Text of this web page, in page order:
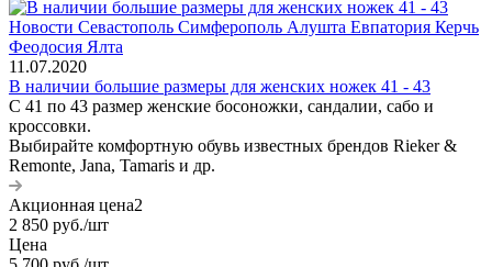
11.07.2020
В наличии большие размеры для женских ножек 41 - 43
С 41 по 43 размер женские босоножки, сандалии, сабо и
кроссовки.
Выбирайте комфортную обувь известных брендов Rieker &
Remonte, Jana, Tamaris и др.
Акционная цена2
2 850 руб./шт
Цена